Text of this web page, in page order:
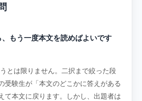
もう一度本文を読めばよいです
とは限りません。二択まで絞った段
受験生が「本文のどこかに答えがある
て本文に戻ります。しかし、出題者は